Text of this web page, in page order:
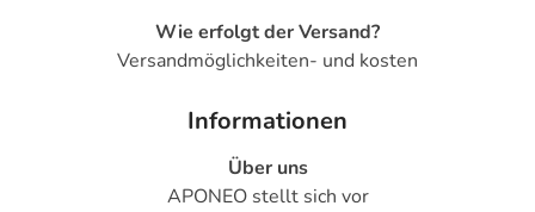
Wie erfolgt der Versand?
Versandmöglichkeiten- und kosten
Informationen
Über uns
APONEO stellt sich vor